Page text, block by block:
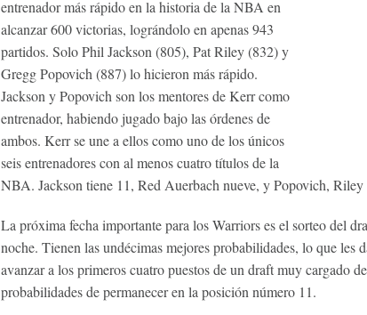
entrenador más rápido en la historia de la NBA en
alcanzar 600 victorias, lográndolo en apenas 943
partidos. Solo Phil Jackson (805), Pat Riley (832) y
Gregg Popovich (887) lo hicieron más rápido.
Jackson y Popovich son los mentores de Kerr como
entrenador, habiendo jugado bajo las órdenes de
ambos. Kerr se une a ellos como uno de los únicos
seis entrenadores con al menos cuatro títulos de la
NBA. Jackson tiene 11, Red Auerbach nueve, y Popovich,
La próxima fecha importante para los Warriors es el sorteo del
noche. Tienen las undécimas mejores probabilidades, lo que les
avanzar a los primeros cuatro puestos de un draft muy cargado
probabilidades de permanecer en la posición número 11.